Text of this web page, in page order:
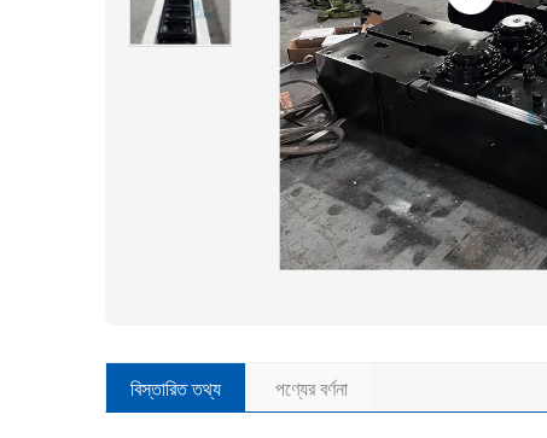
বিস্তারিত তথ্য পণ্যের বর্ণনা